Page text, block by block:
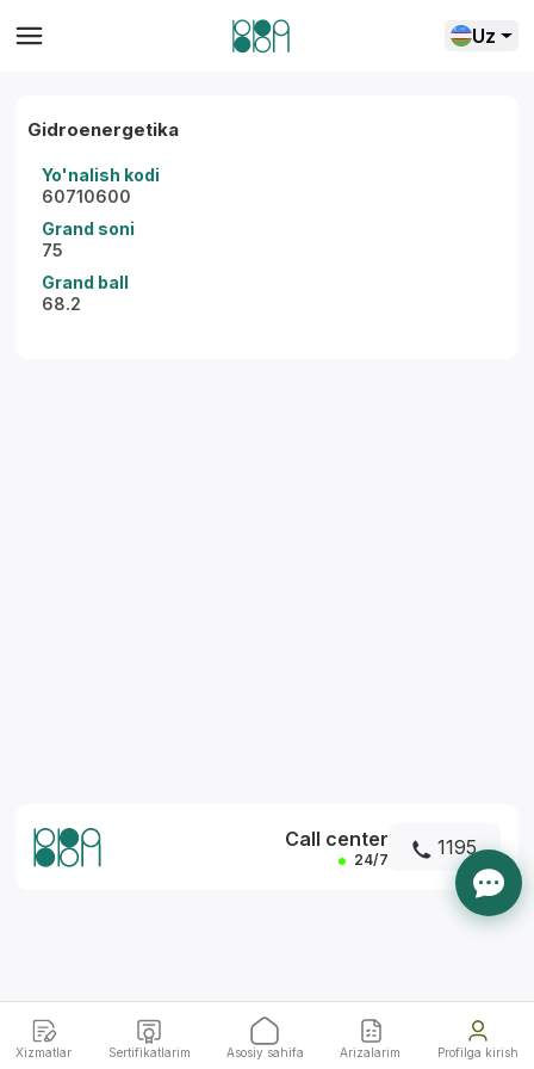
Uz
Gidroenergetika
Yo'nalish kodi
60710600
Grand soni
75
Grand ball
68.2
Call center
24/7 1195
Xizmatlar Sertifikatlarim Asosiy sahifa Arizalarim Profilga kirish